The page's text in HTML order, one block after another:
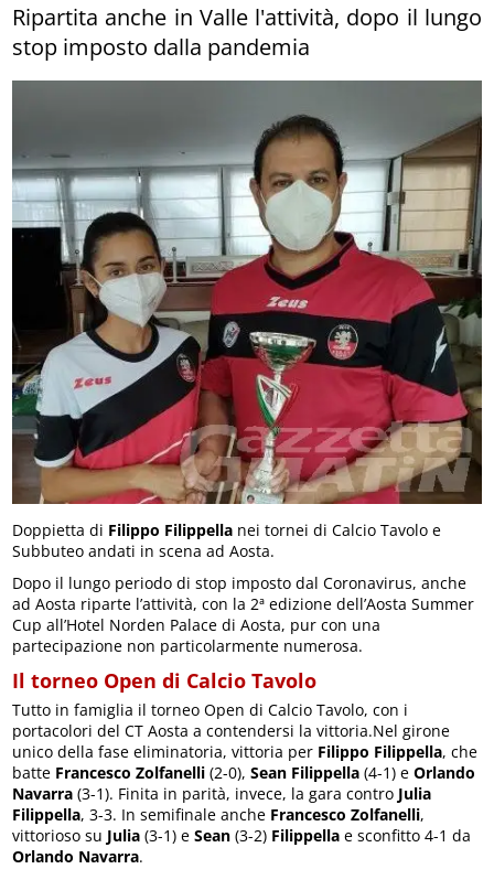
Ripartita anche in Valle l'attività, dopo il lungo
stop imposto dalla pandemia
Doppietta di Filippo Filippella nei tornei di Calcio Tavolo e
Subbuteo andati in scena ad Aosta.
Dopo il lungo periodo di stop imposto dal Coronavirus, anche
ad Aosta riparte l’attività, con la 2ª edizione dell’Aosta Summer
Cup all’Hotel Norden Palace di Aosta, pur con una
partecipazione non particolarmente numerosa.
Il torneo Open di Calcio Tavolo
Tutto in famiglia il torneo Open di Calcio Tavolo, con i
portacolori del CT Aosta a contendersi la vittoria.Nel girone
unico della fase eliminatoria, vittoria per Filippo Filippella, che
batte Francesco Zolfanelli (2-0),Sean Filippella (4-1) eOrlando
Navarra (3-1). Finita in parità, invece, la gara contro Julia
Filippella, 3-3. In semifinale anche Francesco Zolfanelli,
vittorioso su Julia (3-1) eSean (3-2) Filippella e sconfitto 4-1 da
Orlando Navarra.